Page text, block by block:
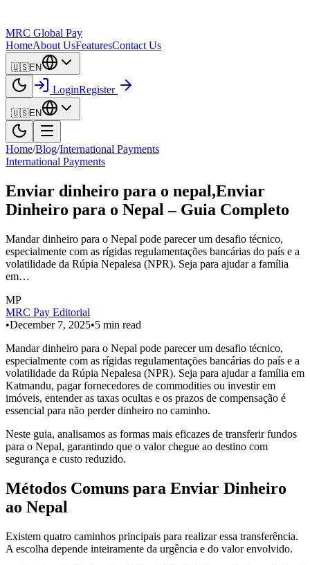
MRC Global Pay
HomeAbout UsFeaturesContact Us
🇺🇸EN
LoginRegister
🇺🇸EN
Home/Blog/International Payments
International Payments
Enviar dinheiro para o nepal,Enviar
Dinheiro para o Nepal – Guia Completo
Mandar dinheiro para o Nepal pode parecer um desafio técnico,
especialmente com as rígidas regulamentações bancárias do país e a
volatilidade da Rúpia Nepalesa (NPR). Seja para ajudar a família
em…
MP
MRC Pay Editorial
•December 7, 2025•5 min read
Mandar dinheiro para o Nepal pode parecer um desafio técnico,
especialmente com as rígidas regulamentações bancárias do país e a
volatilidade da Rúpia Nepalesa (NPR). Seja para ajudar a família em
Katmandu, pagar fornecedores de commodities ou investir em
imóveis, entender as taxas ocultas e os prazos de compensação é
essencial para não perder dinheiro no caminho.
Neste guia, analisamos as formas mais eficazes de transferir fundos
para o Nepal, garantindo que o valor chegue ao destino com
segurança e custo reduzido.
Métodos Comuns para Enviar Dinheiro
ao Nepal
Existem quatro caminhos principais para realizar essa transferência.
A escolha depende inteiramente da urgência e do valor envolvido.